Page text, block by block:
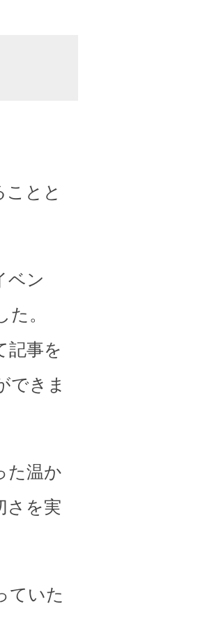
とと
ベン
。
記事を
できま
た温か
さを実
ていた